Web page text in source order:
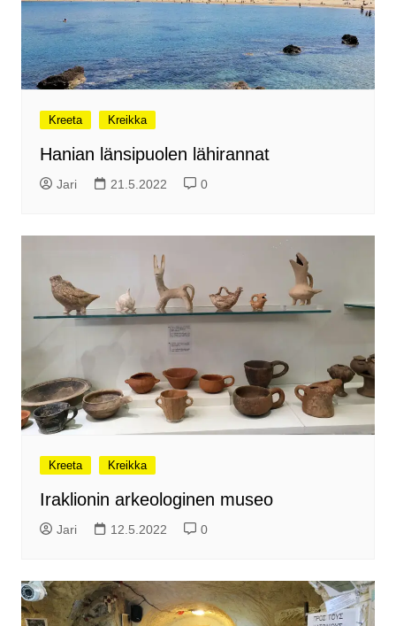
Kreeta Kreikka
Hanian länsipuolen lähirannat
Jari 21.5.2022 0
Kreeta Kreikka
Iraklionin arkeologinen museo
Jari 12.5.2022 0